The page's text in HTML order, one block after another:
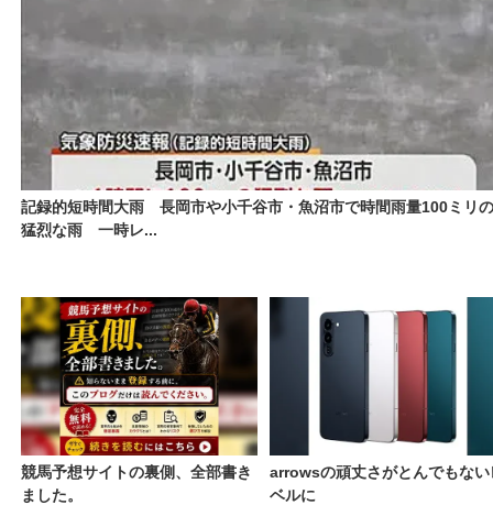
記録的短時間大雨 長岡市や小千谷市・魚沼市で時間雨量100ミリ
猛烈な雨 一時レ...
競馬予想サイトの裏側、全部書き
ました。
arrowsの頑丈さがとんでもない
ベルに